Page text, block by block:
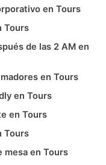
en Tours
Tours
de las 2 AM en
en Tours
en Tours
en Tours
Tours
mesa en Tours